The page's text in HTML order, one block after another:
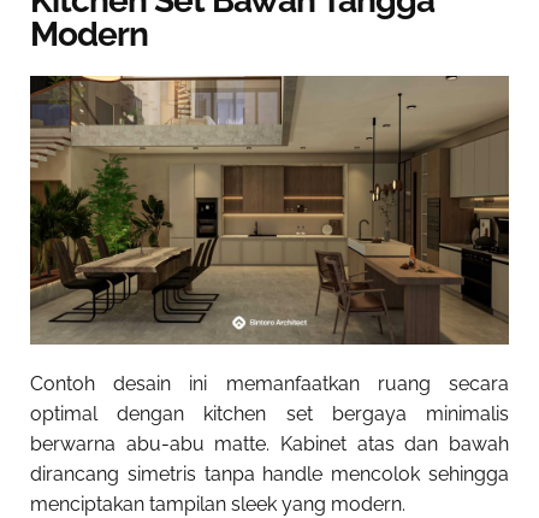
Modern
Contoh desain ini memanfaatkan ruang secara
optimal dengan kitchen set bergaya minimalis
berwarna abu-abu matte. Kabinet atas dan bawah
dirancang simetris tanpa handle mencolok sehingga
menciptakan tampilan sleek yang modern.